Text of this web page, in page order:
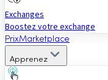
Exchanges
Boostez votre exchange
PrixMarketplace
Apprenez